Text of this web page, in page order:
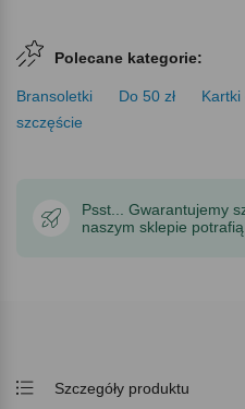
Polecane kategorie:
Bransoletki Do 50 zł Kartki
szczęście
Psst... Gwarantujemy
naszym sklepie
Szczegóły produktu